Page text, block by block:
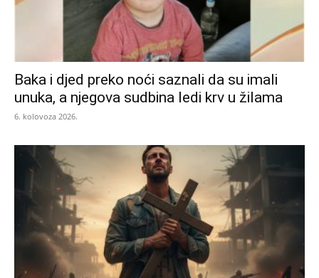
Baka i djed preko noći saznali da su imali
unuka, a njegova sudbina ledi krv u žilama
6. kolovoza 2026.